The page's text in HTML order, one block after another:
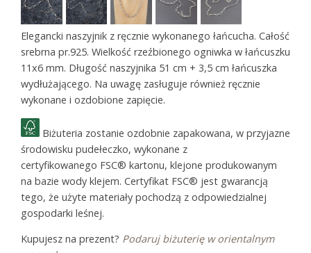
Elegancki naszyjnik z ręcznie wykonanego łańcucha. Całość
srebrna pr.925. Wielkość rzeźbionego ogniwka w łańcuszku
11x6 mm. Długość naszyjnika 51 cm + 3,5 cm łańcuszka
wydłużającego. Na uwagę zasługuje również ręcznie
wykonane i ozdobione zapięcie.
Biżuteria zostanie ozdobnie zapakowana, w przyjazne
środowisku pudełeczko, wykonane z
certyfikowanego FSC® kartonu, klejone produkowanym
na bazie wody klejem. Certyfikat FSC® jest gwarancją
tego, że użyte materiały pochodzą z odpowiedzialnej
gospodarki leśnej.
Kupujesz na prezent? Podaruj biżuterię w orientalnym